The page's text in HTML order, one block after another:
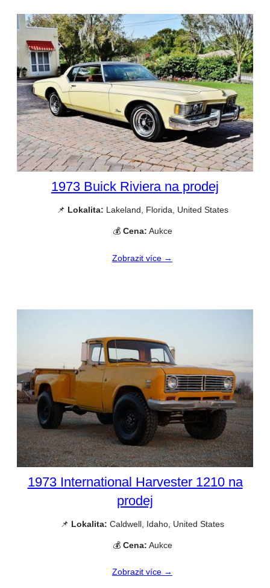
1973 Buick Riviera na prodej
📌 Lokalita: Lakeland, Florida, United States
💰 Cena: Aukce
Zobrazit více →
1973 International Harvester 1210 na
prodej
📌 Lokalita: Caldwell, Idaho, United States
💰 Cena: Aukce
Zobrazit více →